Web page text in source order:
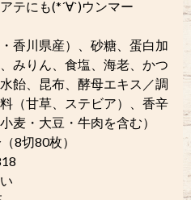
テにも(*´∀`)ウンマー
香川県産）、砂糖、蛋白加
みりん、食塩、海老、かつ
飴、昆布、酵母エキス／調
（甘草、ステビア）、香辛
麦・大豆・牛肉を含む）
8切80枚）